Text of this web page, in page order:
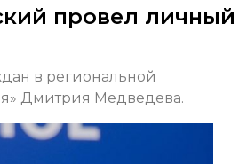
провел личный
в региональной
Дмитрия Медведева.